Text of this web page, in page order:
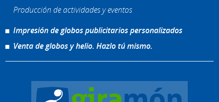
Producción de actividades y eventos
Impresión de globos publicitarios personalizados
Venta de globos y helio. Hazlo tú mismo.